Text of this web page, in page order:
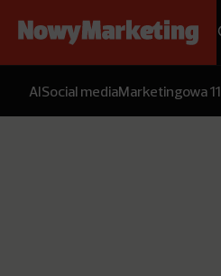
AISocial mediaMarketingowa 11